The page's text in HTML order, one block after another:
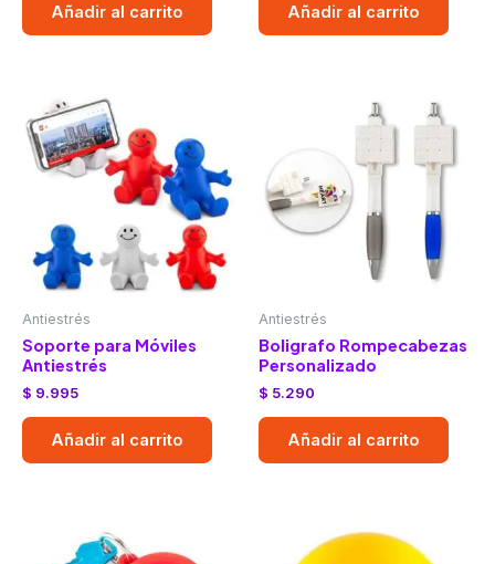
Añadir al carrito Añadir al carrito
Antiestrés
Soporte para Móviles
Antiestrés
$ 9.995
Añadir al carrito
Antiestrés
Boligrafo Rompecabezas
Personalizado
$ 5.290
Añadir al carrito